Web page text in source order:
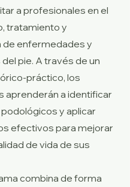
a profesionales en el
tratamiento y
de enfermedades y
pie. A través de un
práctico, los
aprenderán a identificar
y aplicar
efectivos para mejorar
de vida de sus
combina de forma